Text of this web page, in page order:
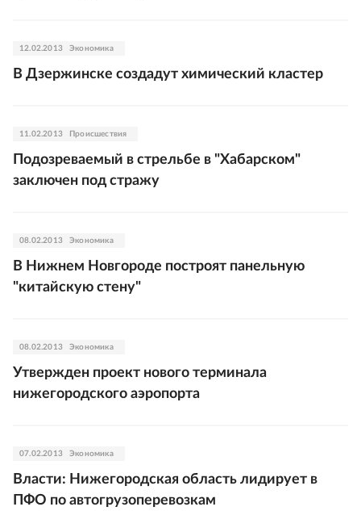
12.02.2013 Экономика
В Дзержинске создадут химический кластер
11.02.2013 Происшествия
Подозреваемый в стрельбе в "Хабарском"
заключен под стражу
08.02.2013 Экономика
В Нижнем Новгороде построят панельную
"китайскую стену"
08.02.2013 Экономика
Утвержден проект нового терминала
нижегородского аэропорта
07.02.2013 Экономика
Власти: Нижегородская область лидирует в
ПФО по автогрузоперевозкам